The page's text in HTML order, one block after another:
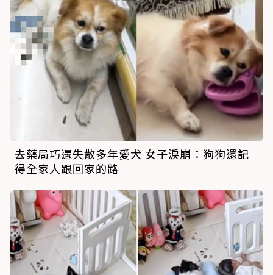
去藥局巧遇失散多年愛犬 女子淚崩：狗狗還記
得全家人跟回家的路